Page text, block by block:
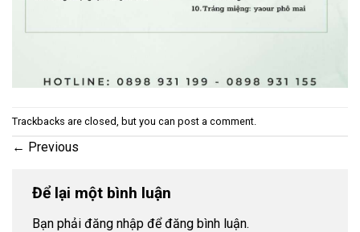
Trackbacks are closed, but you can post a comment
← Previous
Để lại một bình luận
Bạn phải đăng nhập để đăng bình luận.